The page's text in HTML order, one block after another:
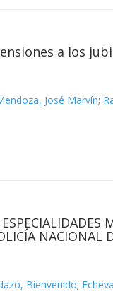
a los
José Marvín;
NACIONAL
Bienvenido;